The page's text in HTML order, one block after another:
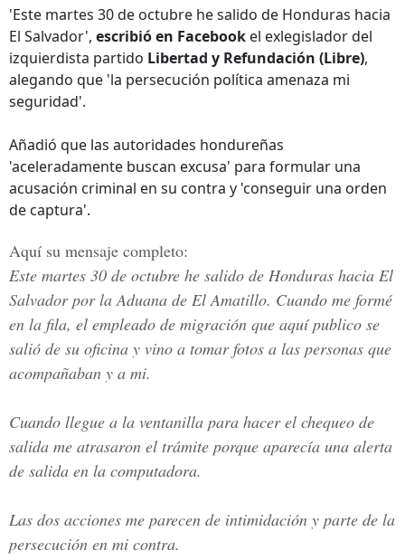
'Este martes 30 de octubre he salido de Honduras hacia
El Salvador', escribió en Facebook el exlegislador del
izquierdista partido Libertad y Refundación (Libre),
alegando que 'la persecución política amenaza mi
seguridad'.
Añadió que las autoridades hondureñas
'aceleradamente buscan excusa' para formular una
acusación criminal en su contra y 'conseguir una orden
de captura'.
Aquí su mensaje completo:
Este martes 30 de octubre he salido de Honduras hacia El
Salvador por la Aduana de El Amatillo. Cuando me formé
en la fila, el empleado de migración que aquí publico se
salió de su oficina y vino a tomar fotos a las personas que
acompañaban y a mi.
Cuando llegue a la ventanilla para hacer el chequeo de
salida me atrasaron el trámite porque aparecía una alerta
de salida en la computadora.
Las dos acciones me parecen de intimidación y parte de la
persecución en mi contra.